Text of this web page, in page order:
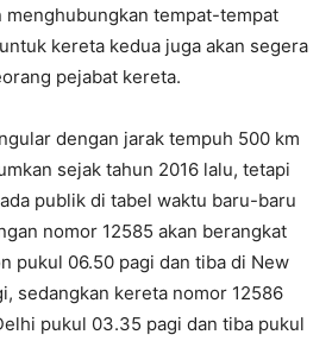
menghubungkan tempat-tempat
kereta kedua juga akan segera
pejabat kereta.
dengan jarak tempuh 500 km
sejak tahun 2016 lalu, tetapi
publik di tabel waktu baru-baru
nomor 12585 akan berangkat
pukul 06.50 pagi dan tiba di New
sedangkan kereta nomor 12586
pukul 03.35 pagi dan tiba pukul